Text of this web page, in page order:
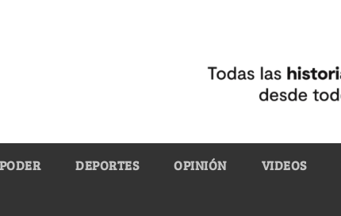
PODER DEPORTES OPINIÓN VIDEOS